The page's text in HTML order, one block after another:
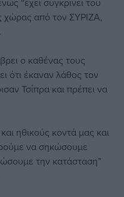
χώρας από τον ΣΥΡΙΖΑ,
ο καθένας τους
ότι έκαναν λάθος τον
Τσίπρα και πρέπει να
ηθικούς κοντά μας και
να σηκώσουμε
την κατάσταση”